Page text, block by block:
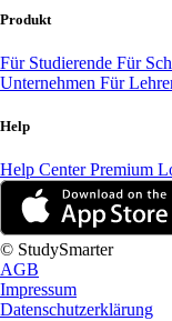
Produkt
Für Studierende Für
Unternehmen Für
Help
Help CenterPremium
© StudySmarter
AGB
Impressum
Datenschutzerklärung